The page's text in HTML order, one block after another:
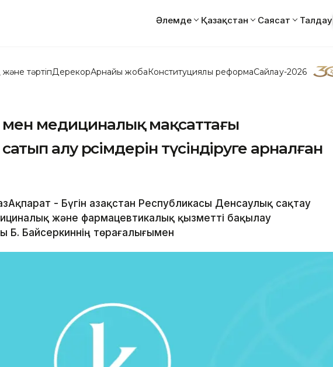
Әлемде Қазақстан Саясат Талдау
тәртіпДерекқорАрнайы жобаКонституциялық реформаСайлау-2026
мен медициналық мақсаттағы
алу рәсімдерін түсіндіруге арналған
- Бүгін Қазақстан Республикасы Денсаулық сақтау
және фармацевтикалық қызметті бақылау
Б. Байсеркиннің төрағалығымен